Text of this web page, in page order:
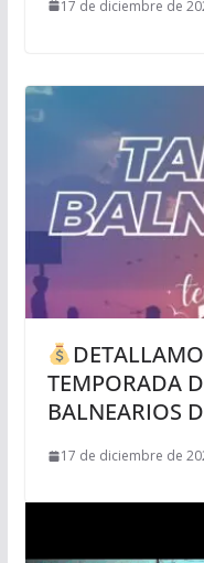
17 de diciembre de
TEMPORADA
BALNEARIOS
17 de diciembre de